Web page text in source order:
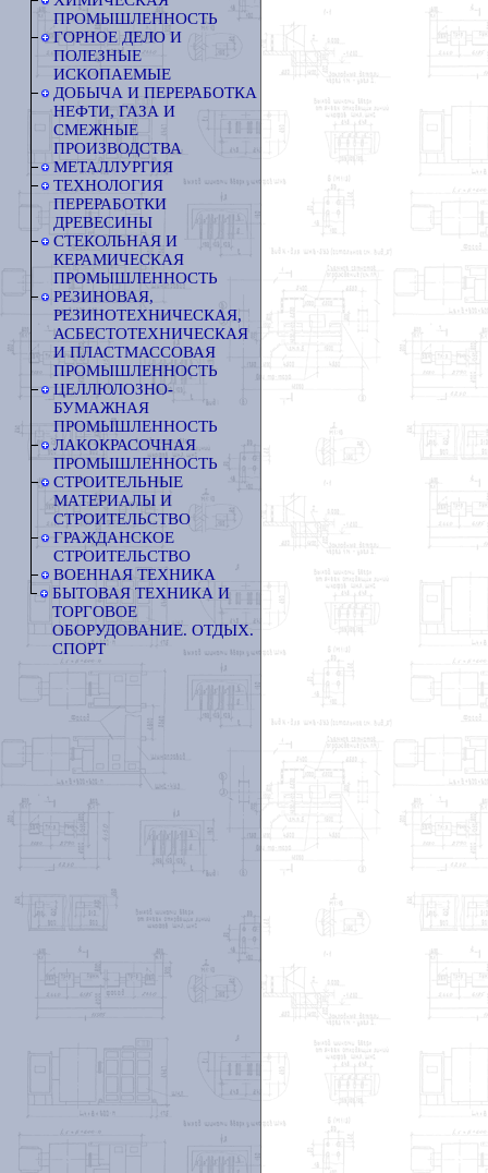
ПРОМЫШЛЕННОСТЬ
ГОРНОЕ ДЕЛО И
ПОЛЕЗНЫЕ
ИСКОПАЕМЫЕ
ДОБЫЧА И ПЕРЕРАБОТКА
НЕФТИ, ГАЗА И
СМЕЖНЫЕ
ПРОИЗВОДСТВА
МЕТАЛЛУРГИЯ
ТЕХНОЛОГИЯ
ПЕРЕРАБОТКИ
ДРЕВЕСИНЫ
СТЕКОЛЬНАЯ И
КЕРАМИЧЕСКАЯ
ПРОМЫШЛЕННОСТЬ
РЕЗИНОВАЯ,
РЕЗИНОТЕХНИЧЕСКАЯ,
АСБЕСТОТЕХНИЧЕСКАЯ
И ПЛАСТМАССОВАЯ
ПРОМЫШЛЕННОСТЬ
ЦЕЛЛЮЛОЗНО-
БУМАЖНАЯ
ПРОМЫШЛЕННОСТЬ
ЛАКОКРАСОЧНАЯ
ПРОМЫШЛЕННОСТЬ
СТРОИТЕЛЬНЫЕ
МАТЕРИАЛЫ И
СТРОИТЕЛЬСТВО
ГРАЖДАНСКОЕ
СТРОИТЕЛЬСТВО
ВОЕННАЯ ТЕХНИКА
БЫТОВАЯ ТЕХНИКА И
ТОРГОВОЕ
ОБОРУДОВАНИЕ. ОТДЫХ.
СПОРТ